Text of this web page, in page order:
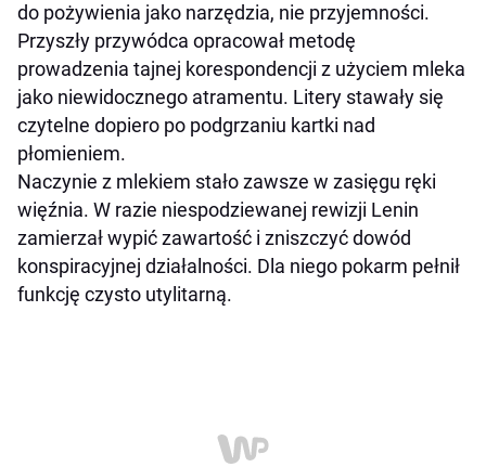
do pożywienia jako narzędzia, nie przyjemności.
Przyszły przywódca opracował metodę
prowadzenia tajnej korespondencji z użyciem mleka
jako niewidocznego atramentu. Litery stawały się
czytelne dopiero po podgrzaniu kartki nad
płomieniem.
Naczynie z mlekiem stało zawsze w zasięgu ręki
więźnia. W razie niespodziewanej rewizji Lenin
zamierzał wypić zawartość i zniszczyć dowód
konspiracyjnej działalności. Dla niego pokarm pełnił
funkcję czysto utylitarną.